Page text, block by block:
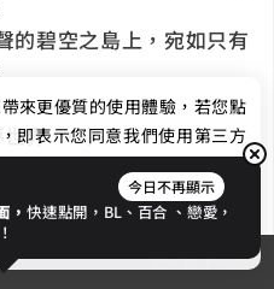
上一章下一章
碧空之島上，宛如只有
世界……）
想時，心臟強烈地「怦
畫面……不斷浮現在腦海
今日不再顯示
，快速點開，BL、 百合 、戀愛，
來更優質的使用體驗，若您點
即表示您同意我們使用第三方
私權政策。
意